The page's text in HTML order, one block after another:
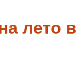
лето в